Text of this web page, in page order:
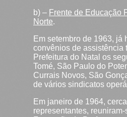
b) – Frente de Educação
Norte.
Em setembro de 1963, já
convênios de assistência
Prefeitura do Natal os
Tomé, São Paulo do
Currais Novos, São
de vários sindicatos
Em janeiro de 1964,
representantes,